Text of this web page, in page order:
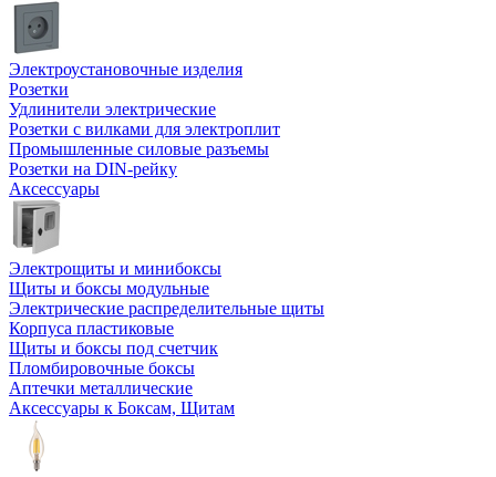
Электроустановочные изделия
Розетки
Удлинители электрические
Розетки с вилками для электроплит
Промышленные силовые разъемы
Розетки на DIN-рейку
Аксессуары
Электрощиты и минибоксы
Щиты и боксы модульные
Электрические распределительные щиты
Корпуса пластиковые
Щиты и боксы под счетчик
Пломбировочные боксы
Аптечки металлические
Аксессуары к Боксам, Щитам